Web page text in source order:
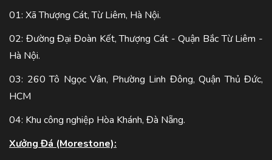
01: Xã Thượng Cát, Từ Liêm, Hà Nội.
02: Đường Đại Đoàn Kết, Thượng Cát - Quận Bắc Từ Liêm -
Hà Nội.
03: 260 Tô Ngọc Vân, Phường Linh Đông, Quận Thủ Đức,
HCM
04: Khu công nghiệp Hòa Khánh, Đà Nẵng.
Xưởng Đá (Morestone):